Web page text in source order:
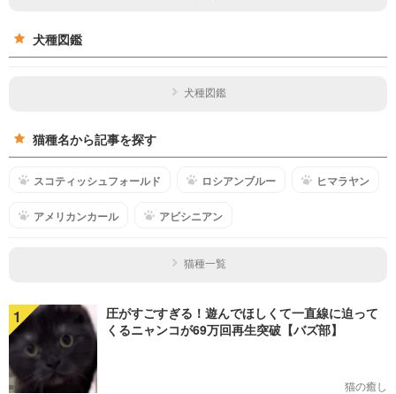
犬種図鑑
犬種図鑑
猫種名から記事を探す
スコティッシュフォールド ロシアンブルー ヒマラヤン
アメリカンカール アビシニアン
猫種一覧
1
圧がすごすぎる！遊んでほしくて一直線に迫って
くるニャンコが69万回再生突破【バズ部】
猫の癒し